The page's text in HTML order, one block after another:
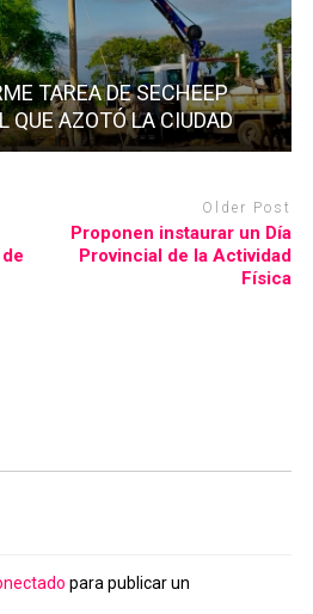
TAREA DE SECHEEP
QUE AZOTÓ LA CIUDAD
Older Post
Proponen instaurar un Día
Provincial de la Actividad
Física
para publicar un